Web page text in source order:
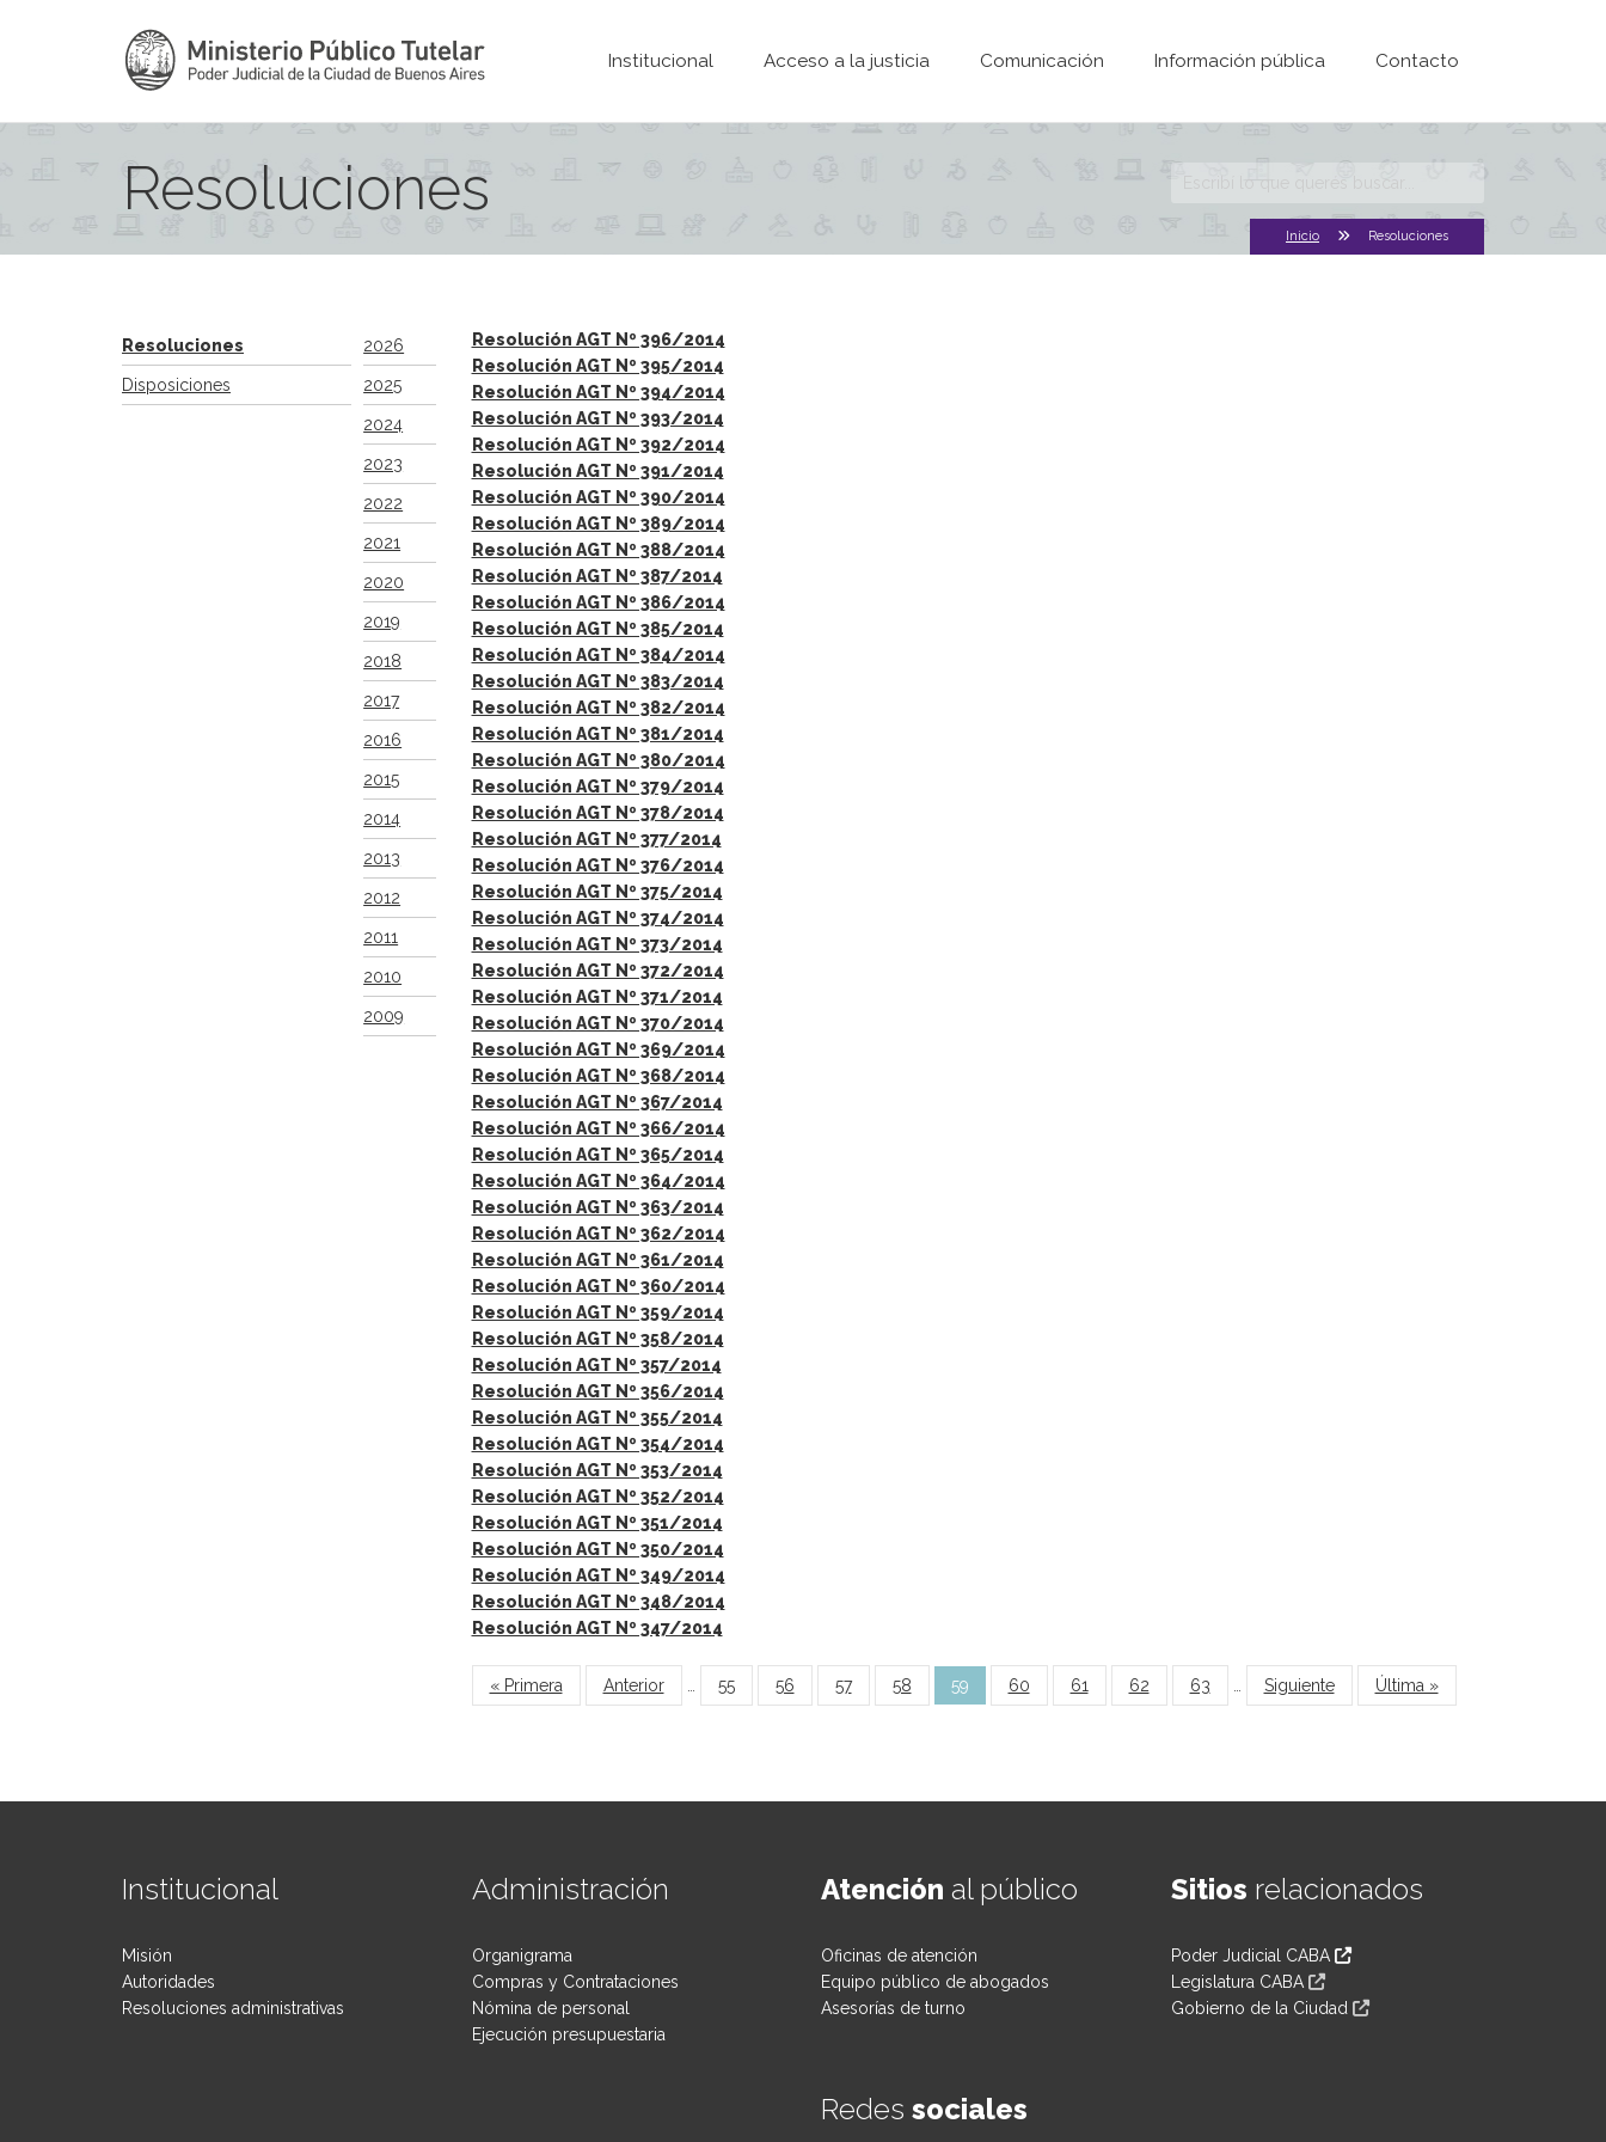
Institucional Acceso a la justicia Comunicación Información pública Contacto
Resoluciones
Formulario de
búsqueda
Inicio Resoluciones
Resoluciones
Disposiciones
2026
2025
2024
2023
2022
2021
2020
2019
2018
2017
2016
2015
2014
2013
2012
2011
2010
2009
Resolución AGT Nº 396/2014
Resolución AGT Nº 395/2014
Resolución AGT Nº 394/2014
Resolución AGT Nº 393/2014
Resolución AGT Nº 392/2014
Resolución AGT Nº 391/2014
Resolución AGT Nº 390/2014
Resolución AGT Nº 389/2014
Resolución AGT Nº 388/2014
Resolución AGT Nº 387/2014
Resolución AGT Nº 386/2014
Resolución AGT Nº 385/2014
Resolución AGT Nº 384/2014
Resolución AGT Nº 383/2014
Resolución AGT Nº 382/2014
Resolución AGT Nº 381/2014
Resolución AGT Nº 380/2014
Resolución AGT Nº 379/2014
Resolución AGT Nº 378/2014
Resolución AGT Nº 377/2014
Resolución AGT Nº 376/2014
Resolución AGT Nº 375/2014
Resolución AGT Nº 374/2014
Resolución AGT Nº 373/2014
Resolución AGT Nº 372/2014
Resolución AGT Nº 371/2014
Resolución AGT Nº 370/2014
Resolución AGT Nº 369/2014
Resolución AGT Nº 368/2014
Resolución AGT Nº 367/2014
Resolución AGT Nº 366/2014
Resolución AGT Nº 365/2014
Resolución AGT Nº 364/2014
Resolución AGT Nº 363/2014
Resolución AGT Nº 362/2014
Resolución AGT Nº 361/2014
Resolución AGT Nº 360/2014
Resolución AGT Nº 359/2014
Resolución AGT Nº 358/2014
Resolución AGT Nº 357/2014
Resolución AGT Nº 356/2014
Resolución AGT Nº 355/2014
Resolución AGT Nº 354/2014
Resolución AGT Nº 353/2014
Resolución AGT Nº 352/2014
Resolución AGT Nº 351/2014
Resolución AGT Nº 350/2014
Resolución AGT Nº 349/2014
Resolución AGT Nº 348/2014
Resolución AGT Nº 347/2014
Páginas
« Primera Anterior 55 56 57 58 59 60 61 62 63 Siguiente Última »
Institucional
Misión
Autoridades
Resoluciones administrativas
Administración
Organigrama
Compras y Contrataciones
Nómina de personal
Ejecución presupuestaria
Atención al público
Oficinas de atención
Equipo público de abogados
Asesorías de turno
Redes sociales
Sitios relacionados
Poder Judicial CABA
Legislatura CABA
Gobierno de la Ciudad